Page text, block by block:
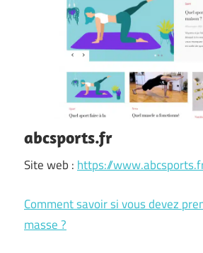
abcsports.fr
Site web : https://
Comment savoir si vous devez
masse ?